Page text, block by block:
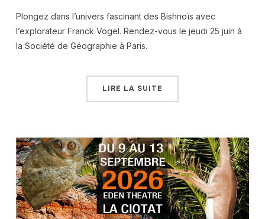
Plongez dans l’univers fascinant des Bishnoïs avec
l’explorateur Franck Vogel. Rendez-vous le jeudi 25 juin à
la Société de Géographie à Paris.
LIRE LA SUITE